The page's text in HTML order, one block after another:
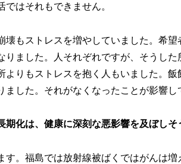
ではそれもできません。
壊もストレスを増やしていました。希
りました。人それぞれですが、そうした
よりもストレスを抱く人もいました。
ました。それがなくなったことが影響し
化は、健康に深刻な悪影響を及ぼしそ
。福島では放射線被ばくではがんは増